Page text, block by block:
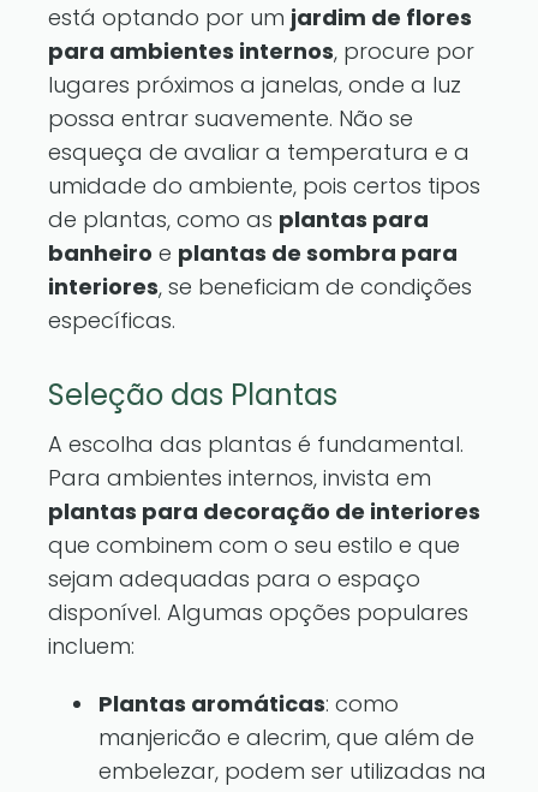
está optando por um jardim de flores
para ambientes internos, procure por
lugares próximos a janelas, onde a luz
possa entrar suavemente. Não se
esqueça de avaliar a temperatura e a
umidade do ambiente, pois certos tipos
de plantas, como as plantas para
banheiro e plantas de sombra para
interiores, se beneficiam de condições
específicas.
Seleção das Plantas
A escolha das plantas é fundamental.
Para ambientes internos, invista em
plantas para decoração de interiores
que combinem com o seu estilo e que
sejam adequadas para o espaço
disponível. Algumas opções populares
incluem:
Plantas aromáticas: como
manjericão e alecrim, que além de
embelezar, podem ser utilizadas na